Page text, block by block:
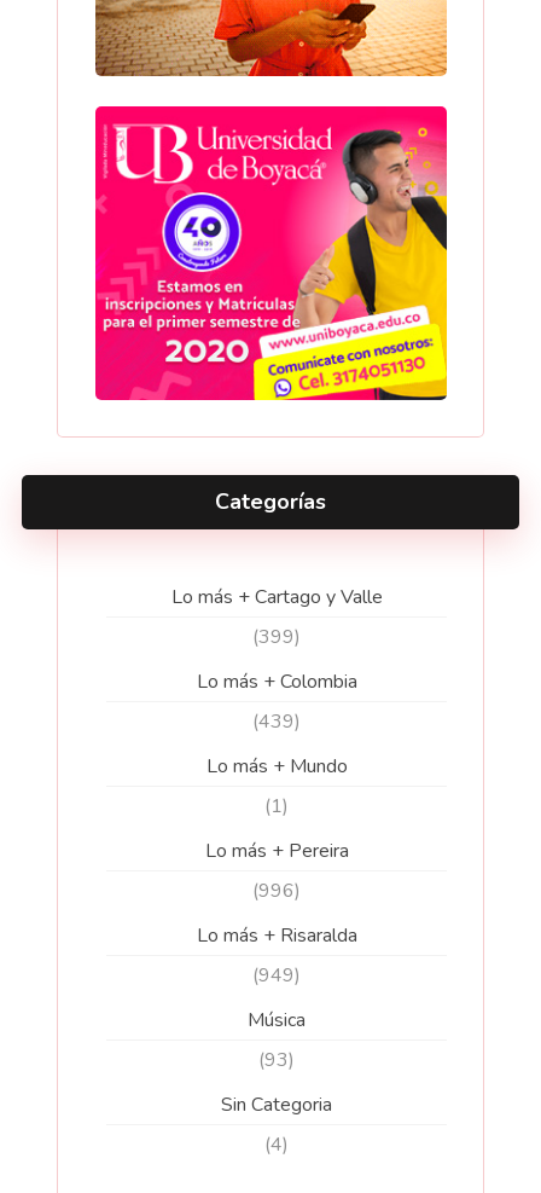
Categorías
Lo más + Cartago y Valle
(399)
Lo más + Colombia
(439)
Lo más + Mundo
(1)
Lo más + Pereira
(996)
Lo más + Risaralda
(949)
Música
(93)
Sin Categoria
(4)